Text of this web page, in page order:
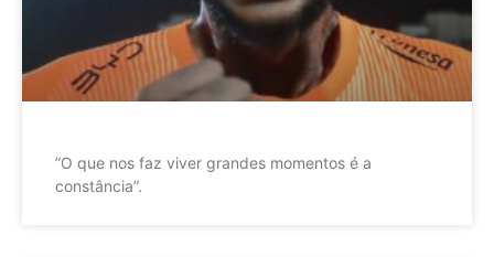
”O que nos faz viver grandes momentos é a
constância”.